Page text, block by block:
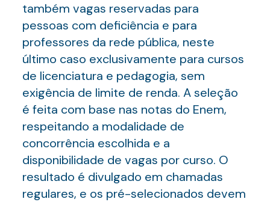
também vagas reservadas para
pessoas com deficiência e para
professores da rede pública, neste
último caso exclusivamente para cursos
de licenciatura e pedagogia, sem
exigência de limite de renda. A seleção
é feita com base nas notas do Enem,
respeitando a modalidade de
concorrência escolhida e a
disponibilidade de vagas por curso. O
resultado é divulgado em chamadas
regulares, e os pré-selecionados devem